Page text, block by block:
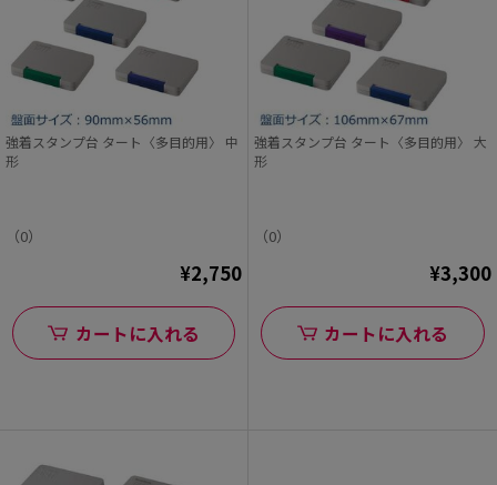
強着スタンプ台 タート〈多目的用〉 中
形
（0）
¥2,750
カートに入れる
強着スタンプ台 タート〈多目的用〉 大
形
（0）
¥3,300
カートに入れる